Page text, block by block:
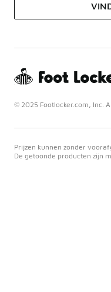
© 2025 Footlocker.com, Inc.
Prijzen kunnen zonder
De getoonde producten zijn